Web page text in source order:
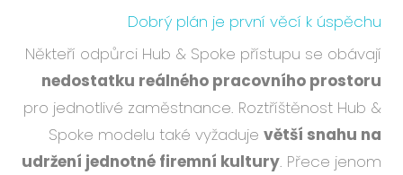
Dobrý plán je první věcí k úspěchu
Někteří odpůrci Hub & Spoke přístupu se obávají
nedostatku reálného pracovního prostoru
pro jednotlivé zaměstnance. Roztříštěnost Hub &
Spoke modelu také vyžaduje větší snahu na
udržení jednotné firemní kultury. Přece jenom